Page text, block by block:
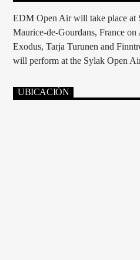
EDM Open Air will take place at
Maurice-de-Gourdans, France on
Exodus, Tarja Turunen and
will perform at the Sylak Open
UBICACIÓN